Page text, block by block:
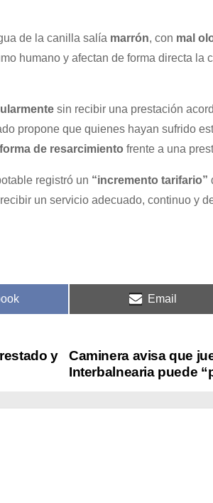
de la canilla salía marrón, con mal
humano y afectan de forma directa la
sin recibir una prestación
propone que quienes hayan sufrido
forma de resarcimiento frente a una
registró un “incremento tarifario”
un servicio adecuado, continuo y
Email
Caminera avisa que
Interbalnearia puede
y